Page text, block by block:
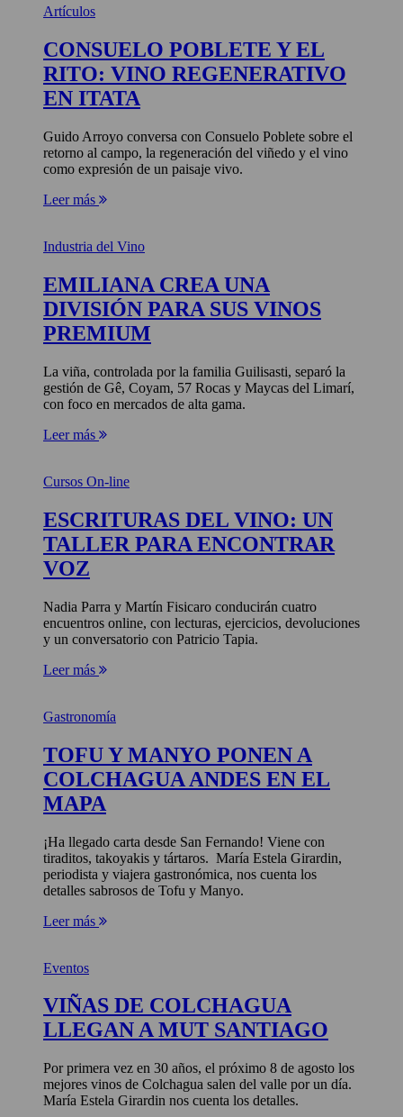
Artículos
CONSUELO POBLETE Y EL
RITO: VINO REGENERATIVO
EN ITATA
Guido Arroyo conversa con Consuelo Poblete sobre el
retorno al campo, la regeneración del viñedo y el vino
como expresión de un paisaje vivo.
Leer más
Industria del Vino
EMILIANA CREA UNA
DIVISIÓN PARA SUS VINOS
PREMIUM
La viña, controlada por la familia Guilisasti, separó la
gestión de Gê, Coyam, 57 Rocas y Maycas del Limarí,
con foco en mercados de alta gama.
Leer más
Cursos On-line
ESCRITURAS DEL VINO: UN
TALLER PARA ENCONTRAR
VOZ
Nadia Parra y Martín Fisicaro conducirán cuatro
encuentros online, con lecturas, ejercicios, devoluciones
y un conversatorio con Patricio Tapia.
Leer más
Gastronomía
TOFU Y MANYO PONEN A
COLCHAGUA ANDES EN EL
MAPA
¡Ha llegado carta desde San Fernando! Viene con
tiraditos, takoyakis y tártaros. María Estela Girardin,
periodista y viajera gastronómica, nos cuenta los
detalles sabrosos de Tofu y Manyo.
Leer más
Eventos
VIÑAS DE COLCHAGUA
LLEGAN A MUT SANTIAGO
Por primera vez en 30 años, el próximo 8 de agosto los
mejores vinos de Colchagua salen del valle por un día.
María Estela Girardin nos cuenta los detalles.